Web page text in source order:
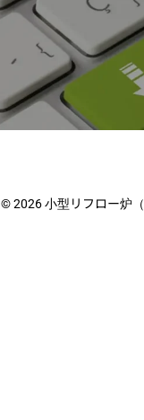
製品
小型リフ
せはこち
総合カ
© 2026 小型リフロー炉